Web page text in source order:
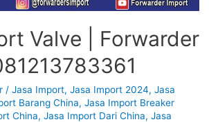
Valve | Forwarder
/ Jasa Import, Jasa Import 2024, Jasa
Barang China, Jasa Import Breaker
China, Jasa Import Dari China, Jasa